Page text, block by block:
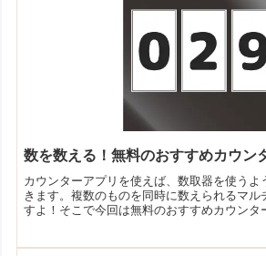
数を数える！無料のおすすめカウン
カウンターアプリを使えば、数取器を使うよ
きます。複数のものを同時に数えられるマル
すよ！そこで今回は無料のおすすめカウンタ